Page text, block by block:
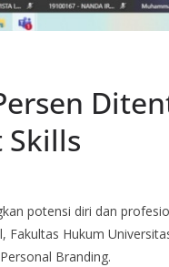
Skills
potensi diri dan
Hukum
Branding.